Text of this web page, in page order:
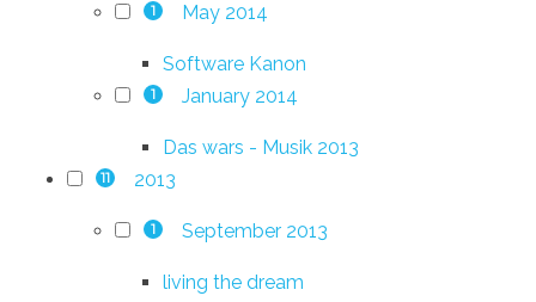
1 May 2014
Software Kanon
1 January 2014
Das wars - Musik 2013
11 2013
1 September 2013
living the dream